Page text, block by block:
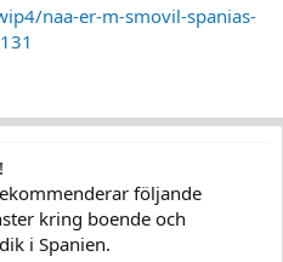
naa-er-m-smovil-spanias-
följande
kring boende och
i Spanien.